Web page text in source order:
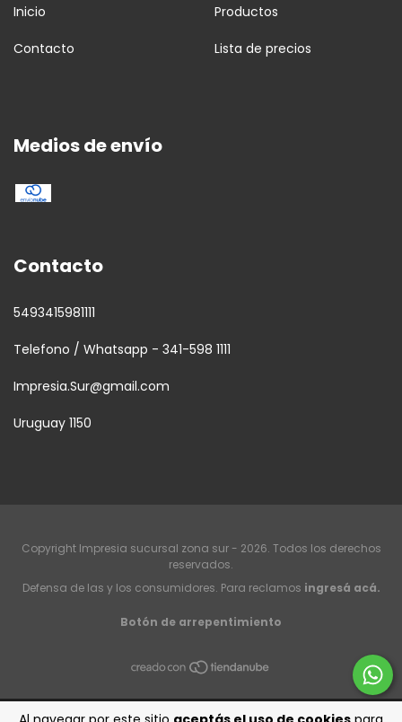
Inicio Productos
Contacto Lista de precios
Medios de envío
Contacto
5493415981111
Telefono / Whatsapp - 341-598 1111
Impresia.Sur@gmail.com
Uruguay 1150
Copyright Impresia sucursal zona sur - 2026. Todos los derechos
reservados.
Defensa de las y los consumidores. Para reclamos ingresá acá.
Botón de arrepentimiento